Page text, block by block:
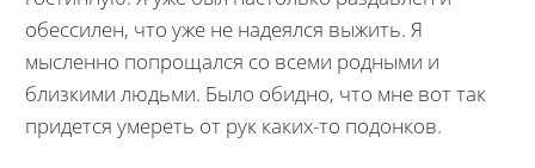
обессилен, что уже не надеялся выжить. Я
мысленно попрощался со всеми родными и
близкими людьми. Было обидно, что мне вот так
придется умереть от рук каких-то подонков.